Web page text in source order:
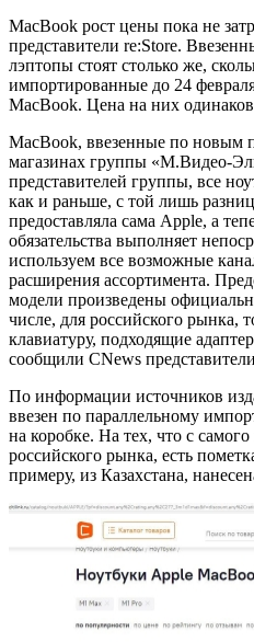
MacBook рост цены пока не
представители re:Store.
лэптопы стоят столько же,
импортированные до 24
MacBook. Цена на них
MacBook, ввезенные по новым
магазинах группы «М.Видео-
представителей группы, все
как и раньше, с той лишь
предоставляла сама Apple, а
обязательства выполняет
используем все возможные
расширения ассортимента.
модели произведены
числе, для российского рынка,
клавиатуру, подходящие
сообщили CNews
По информации источников
ввезен по параллельному
на коробке. На тех, что с
российского рынка, есть
примеру, из Казахстана,